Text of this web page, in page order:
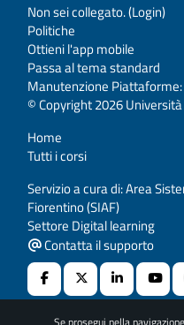
Non sei collegato. (Login)
Politiche
Ottieni l'app mobile
Passa al tema standard
Manutenzione
© Copyright 2026
Home
Tutti i corsi
Servizio a cura di: Area
Fiorentino (SIAF)
Settore Digital learning
Contatta il supporto